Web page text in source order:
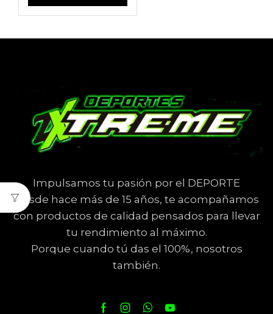
Impulsamos tu pasión por el DEPORTE
Desde hace más de 15 años, te acompañamos
con productos de calidad pensados para llevar
tu rendimiento al máximo.
Porque cuando tú das el 100%, nosotros
también.